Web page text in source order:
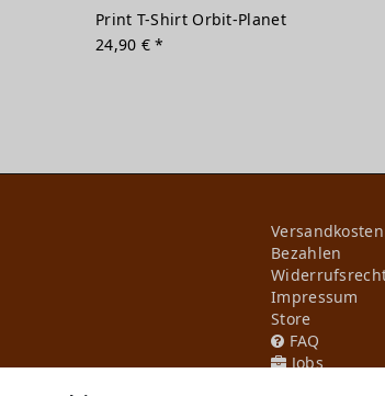
Print T-Shirt Orbit-Planet
24,90 € *
Versandkosten
Bezahlen
Impressum
Store
FAQ
Jobs